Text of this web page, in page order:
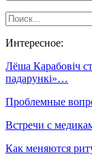
Интересное:
Лёша Карабовіч
падарункі»…
Проблемные
Встречи с
Как меняются